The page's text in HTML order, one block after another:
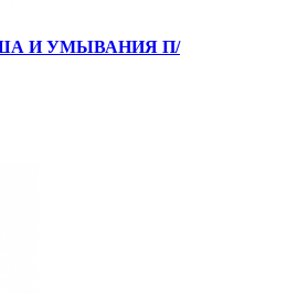
И УМЫВАНИЯ П/